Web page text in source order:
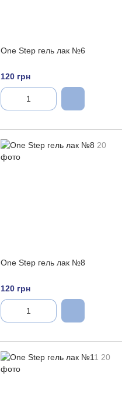
One Step гель лак №6
120 грн
One Step гель лак №8
120 грн